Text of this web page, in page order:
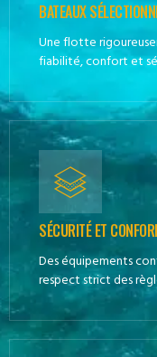
BATEAUX
Une flotte
fiabilité, confort et
SÉCURITÉ ET
Des équipements
respect strict des